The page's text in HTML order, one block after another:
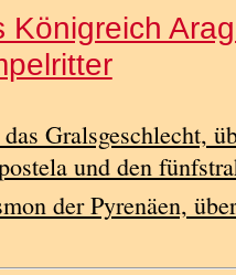
Königreich
Gralsgeschlecht,
und den
der Pyrenäen,